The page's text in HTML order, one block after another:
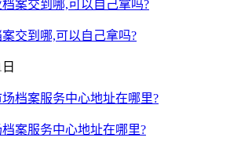
交到哪,可以自己拿吗?
案服务中心地址在哪里?